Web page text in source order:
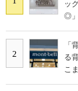
ッ
◎」
2
「
る
こ